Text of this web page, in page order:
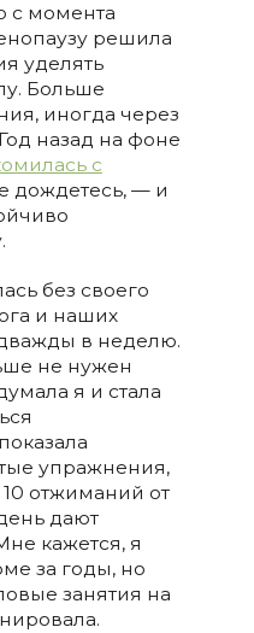
с момента
решила
уделять
Больше
иногда через
назад на фоне
с
дождетесь, — и
без своего
и наших
в неделю.
не нужен
я и стала
упражнения,
отжиманий от
дают
кажется, я
за годы, но
занятия на